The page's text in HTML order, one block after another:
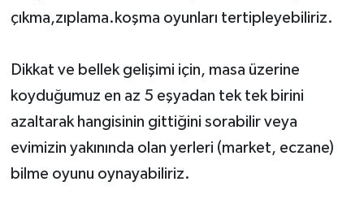
çıkma,zıplama.koşma oyunları tertipleyebiliriz.
Dikkat ve bellek gelişimi için, masa üzerine
koyduğumuz en az 5 eşyadan tek tek birini
azaltarak hangisinin gittiğini sorabilir veya
evimizin yakınında olan yerleri (market, eczane)
bilme oyunu oynayabiliriz.